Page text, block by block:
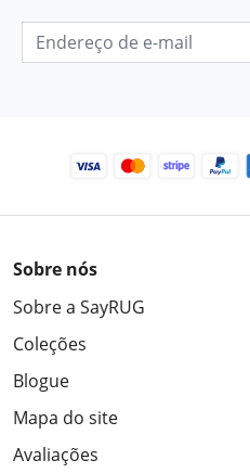
Sobre nós
Sobre a SayRUG
Coleções
Blogue
Mapa do site
Avaliações